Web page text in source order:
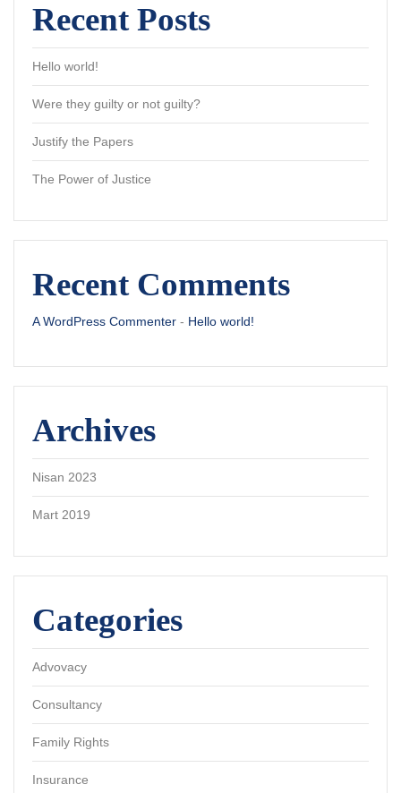
Recent Posts
Hello world!
Were they guilty or not guilty?
Justify the Papers
The Power of Justice
Recent Comments
A WordPress Commenter - Hello world!
Archives
Nisan 2023
Mart 2019
Categories
Advovacy
Consultancy
Family Rights
Insurance